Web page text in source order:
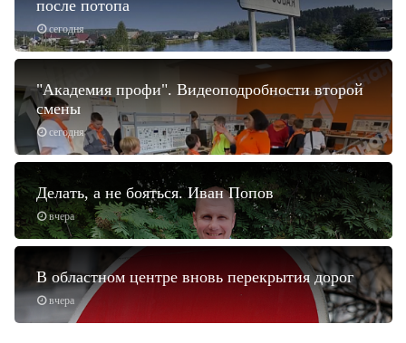
сегодня
после потопа
сегодня
"Академия профи". Видеоподробности второй
смены
вчера
Делать, а не бояться. Иван Попов
вчера
В областном центре вновь перекрытия дорог